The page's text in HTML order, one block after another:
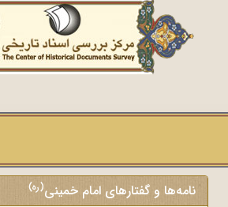
نامه‌ها و گفتارهای امام خمینی(ره)